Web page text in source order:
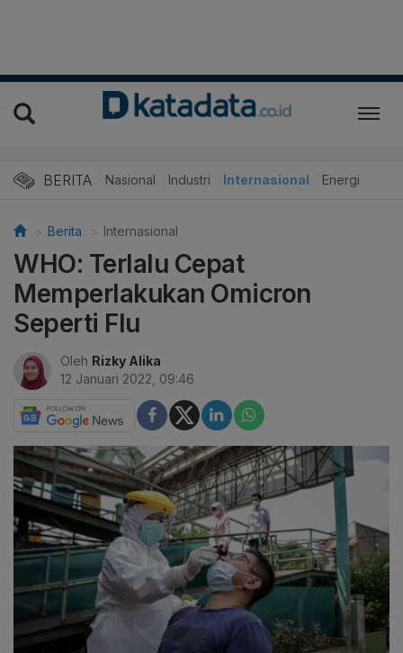
BERITA Nasional Industri Internasional Energi
Berita Internasional
WHO: Terlalu Cepat
Memperlakukan Omicron
Seperti Flu
Oleh Rizky Alika
12 Januari 2022, 09:46